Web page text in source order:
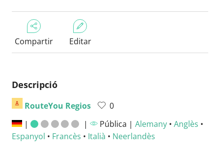
Compartir Editar
Descripció
RouteYou Regios
0
|
| Pública | Alemany• Anglès •
Espanyol • Francès • Italià • Neerlandès